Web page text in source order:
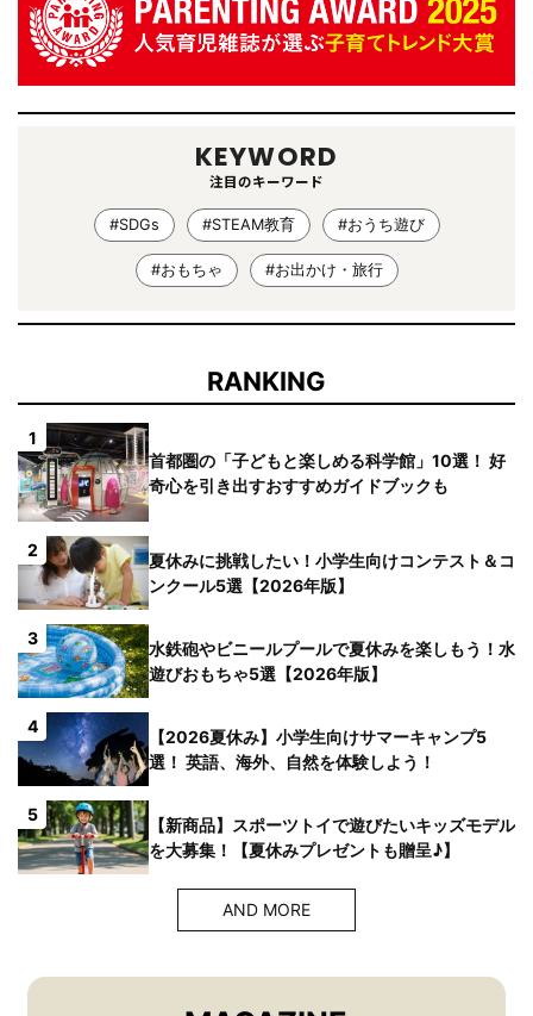
KEYWORD
注目のキーワード
#SDGs #STEAM教育 #おうち遊び
#おもちゃ #お出かけ・旅行
RANKING
1
首都圏の「子どもと楽しめる科学館」10選！ 好
奇心を引き出すおすすめガイドブックも
2
夏休みに挑戦したい！小学生向けコンテスト＆コ
ンクール5選【2026年版】
3
水鉄砲やビニールプールで夏休みを楽しもう！水
遊びおもちゃ5選【2026年版】
4
【2026夏休み】小学生向けサマーキャンプ5
選！ 英語、海外、自然を体験しよう！
5
【新商品】スポーツトイで遊びたいキッズモデル
を大募集！【夏休みプレゼントも贈呈♪】
AND MORE